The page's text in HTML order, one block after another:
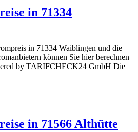
in 71334
in 71334 Waiblingen und die
können Sie hier berechnen
by TARIFCHECK24 GmbH Die
in 71566 Althütte